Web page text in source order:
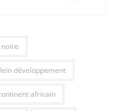
développement
africain